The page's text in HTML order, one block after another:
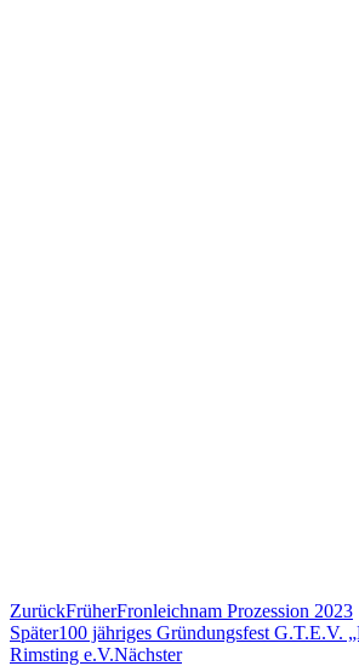
ZurückFrüherFronleichnam Prozession 2023
Später100 jähriges Gründungsfest G.T.E.V.
Rimsting e.V.Nächster